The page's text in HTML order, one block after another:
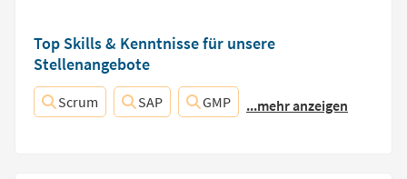
Top Skills & Kenntnisse für unsere
Stellenangebote
Scrum SAP GMP ...mehr anzeigen